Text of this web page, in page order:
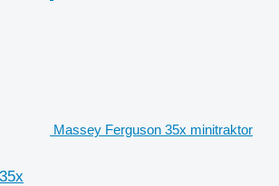
Massey Ferguson 35x minitraktor